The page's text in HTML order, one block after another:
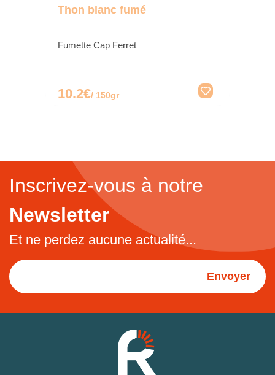
Thon blanc fumé
Fumette Cap Ferret
10.2€/ 150gr
Inscrivez-vous à notre
Newsletter
Et ne perdez aucune actualité...
Envoyer